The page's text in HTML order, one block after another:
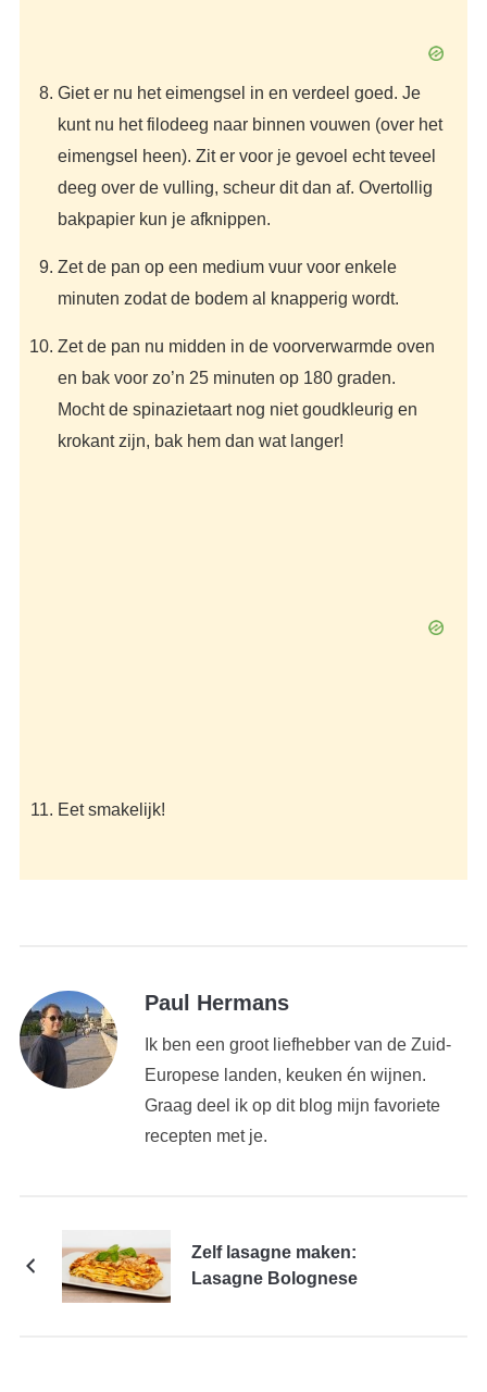
Giet er nu het eimengsel in en verdeel goed. Je
kunt nu het filodeeg naar binnen vouwen (over het
eimengsel heen). Zit er voor je gevoel echt teveel
deeg over de vulling, scheur dit dan af. Overtollig
bakpapier kun je afknippen.
Zet de pan op een medium vuur voor enkele
minuten zodat de bodem al knapperig wordt.
Zet de pan nu midden in de voorverwarmde oven
en bak voor zo’n 25 minuten op 180 graden.
Mocht de spinazietaart nog niet goudkleurig en
krokant zijn, bak hem dan wat langer!
Eet smakelijk!
Paul Hermans
Ik ben een groot liefhebber van de Zuid-
Europese landen, keuken én wijnen.
Graag deel ik op dit blog mijn favoriete
recepten met je.
Zelf lasagne maken:
Lasagne Bolognese